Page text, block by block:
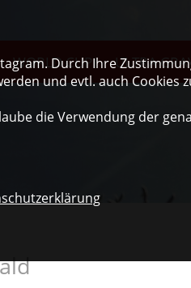
WORLD CUP ULTRA
Durch Ihre
und evtl. auch Cookies
die Verwendung der